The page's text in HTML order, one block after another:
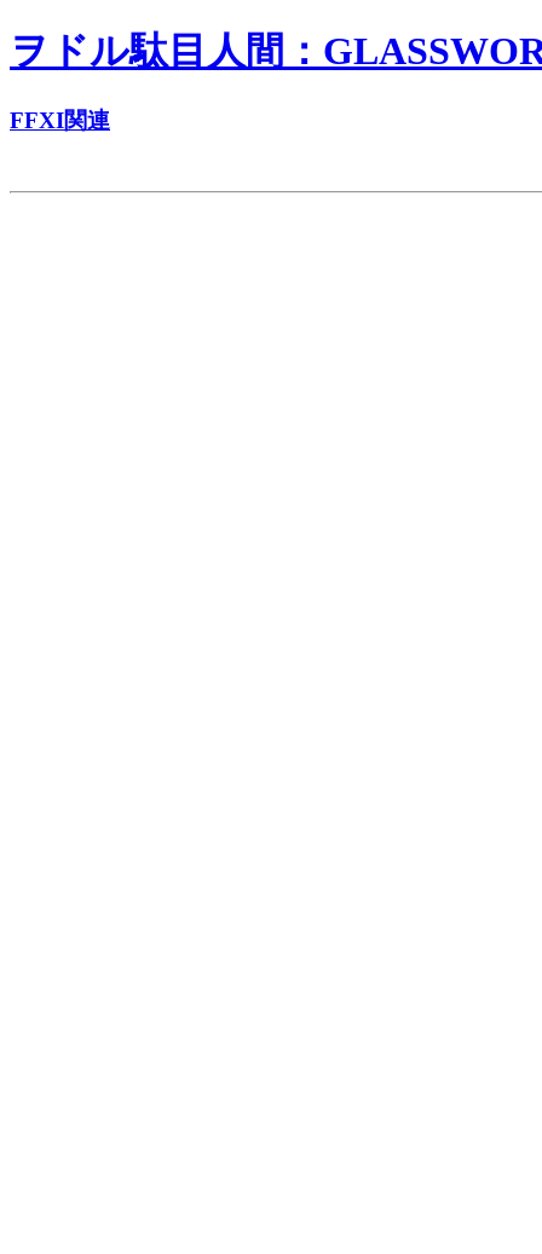
ヲドル駄目人間：
FFXI関連